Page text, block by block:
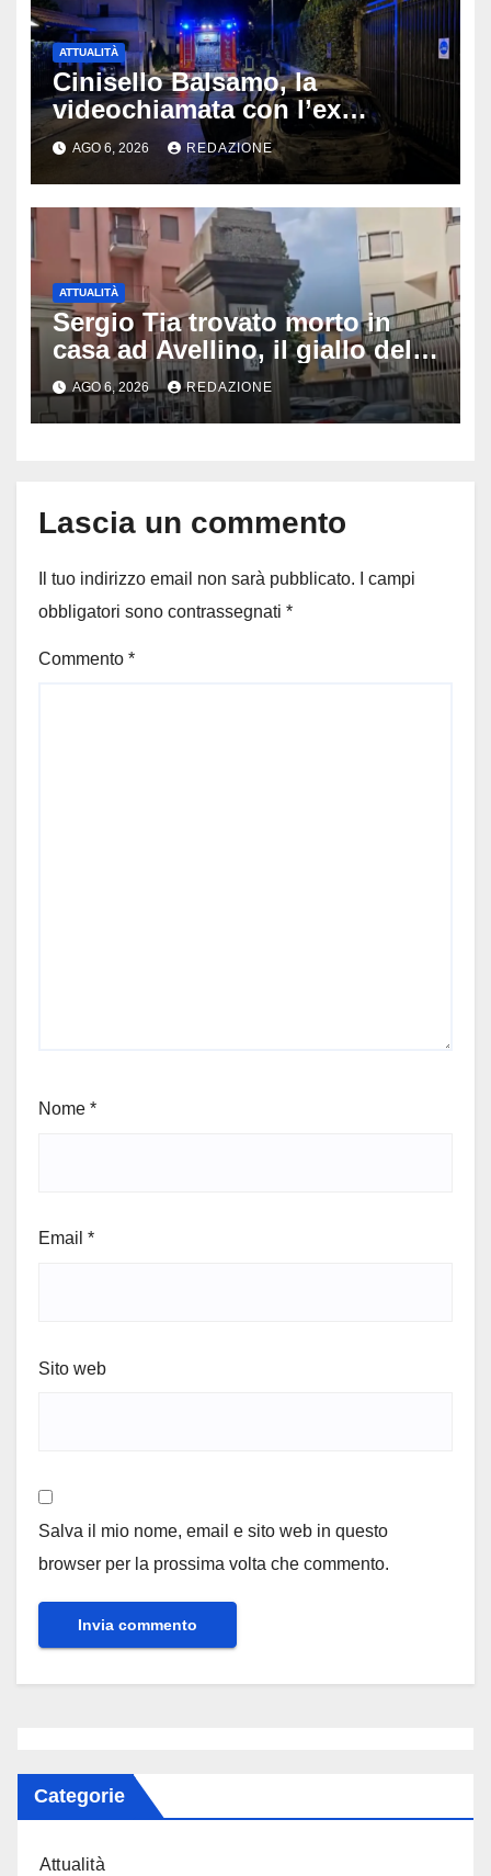
ATTUALITÀ
Cinisello Balsamo, la
videochiamata con l’ex
fidanzata e il dramma: 35enne
lotta tra la vita e la morte
AGO 6, 2026 REDAZIONE
ATTUALITÀ
Sergio Tia trovato morto in
casa ad Avellino, il giallo della
porta socchiusa: disposta
l’autopsia
AGO 6, 2026 REDAZIONE
Lascia un commento
Il tuo indirizzo email non sarà pubblicato.
I campi
obbligatori sono contrassegnati *
Commento *
Nome *
Email *
Sito web
Salva il mio nome, email e sito web in questo
browser per la prossima volta che commento.
Categorie
Attualità